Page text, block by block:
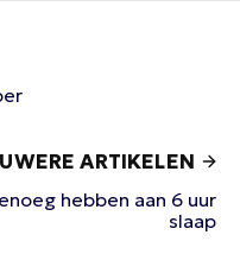
ARTIKELEN
hebben aan 6 uur
slaap